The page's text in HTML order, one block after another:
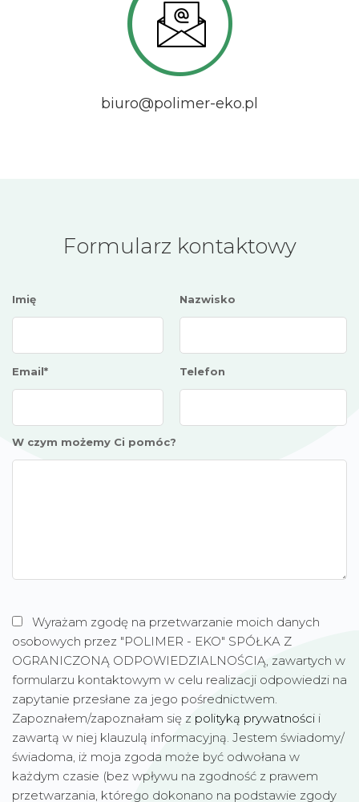
biuro@polimer-eko.pl
Formularz kontaktowy
Imię Nazwisko
Email* Telefon
W czym możemy Ci pomóc?
Wyrażam zgodę na przetwarzanie moich danych
osobowych przez "POLIMER - EKO" SPÓŁKA Z
OGRANICZONĄ ODPOWIEDZIALNOŚCIĄ, zawartych w
formularzu kontaktowym w celu realizacji odpowiedzi na
zapytanie przesłane za jego pośrednictwem.
Zapoznałem/zapoznałam się z polityką prywatności i
zawartą w niej klauzulą informacyjną. Jestem świadomy/
świadoma, iż moja zgoda może być odwołana w
każdym czasie (bez wpływu na zgodność z prawem
przetwarzania, którego dokonano na podstawie zgody